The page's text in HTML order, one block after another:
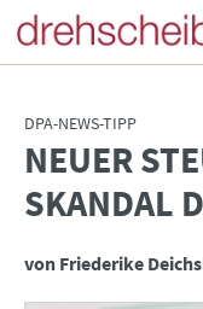
DPA-NEWS-TIPP
:NEUER
SKANDAL
von Friederike